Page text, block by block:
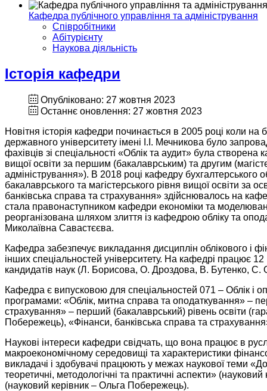
Кафедра публічного управління та адміністрування
Співробітники
Абітурієнту
Наукова діяльність
Історія кафедри
Опубліковано: 27 жовтня 2023
Останнє оновлення: 27 жовтня 2023
Новітня історія кафедри починається в 2005 році коли
державного університету імені І.І. Мечникова було
фахівців зі спеціальності «Облік та аудит» була
вищої освіти за першим (бакалаврським) та другим
адміністрування»). В 2018 році кафедру бухгалтерського
бакалаврського та магістерського рівня вищої освіти за
банківська справа та страхування» здійснювалось на
стала правонаступником кафедри економіки та
реорганізована шляхом злиття із кафедрою обліку та
Миколаївна Савастєєва.
Кафедра забезпечує викладання дисциплін облікового і
інших спеціальностей університету. На кафедрі працює
кандидатів наук (Л. Борисова, О. Дроздова, В. Бутенко,
Кафедра є випусковою для спеціальностей 071 – Облік і
програмами: «Облік, митна справа та оподаткування» –
страхування» – перший (бакалаврський) рівень освіти
Побережець), «Фінанси, банківська справа та
Наукові інтереси кафедри свідчать, що вона працює в
макроекономічному середовищі та характеристики
викладачі і здобувачі працюють у межах наукової теми
теоретичні, методологічні та практичні аспекти»
(науковий керівник – Ольга Побережець).